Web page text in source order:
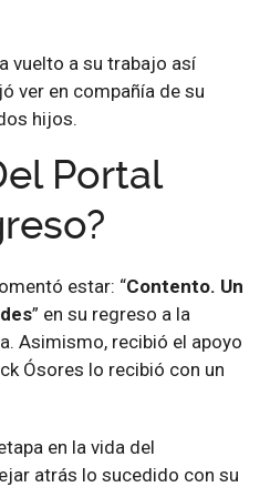
vuelto a su trabajo así
ver en compañía de su
hijos.
Portal
estar: “Contento. Un
” en su regreso a la
Asimismo, recibió el apoyo
Ósores lo recibió con un
en la vida del
atrás lo sucedido con su